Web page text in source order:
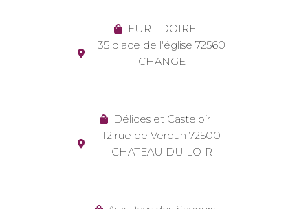
EURL DOIRE
35 place de l'église 72560
CHANGE
Délices et Casteloir
12 rue de Verdun 72500
CHATEAU DU LOIR